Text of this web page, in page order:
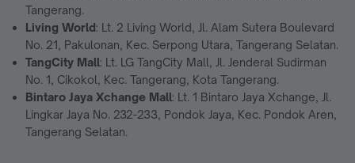
Tangerang.
Living World: Lt. 2 Living World, Jl. Alam Sutera Boulevard
No. 21, Pakulonan, Kec. Serpong Utara, Tangerang Selatan.
TangCity Mall: Lt. LG TangCity Mall, Jl. Jenderal Sudirman
No. 1, Cikokol, Kec. Tangerang, Kota Tangerang.
Bintaro Jaya Xchange Mall: Lt. 1 Bintaro Jaya Xchange, Jl.
Lingkar Jaya No. 232-233, Pondok Jaya, Kec. Pondok Aren,
Tangerang Selatan.